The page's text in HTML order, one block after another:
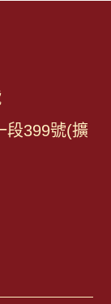
段399號(擴